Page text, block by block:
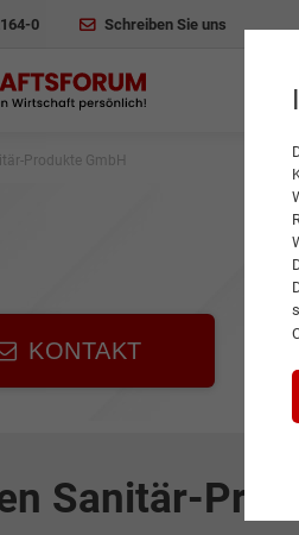
0 Schreiben Sie uns
Produkte GmbH
KONTAKT
Sanitär-